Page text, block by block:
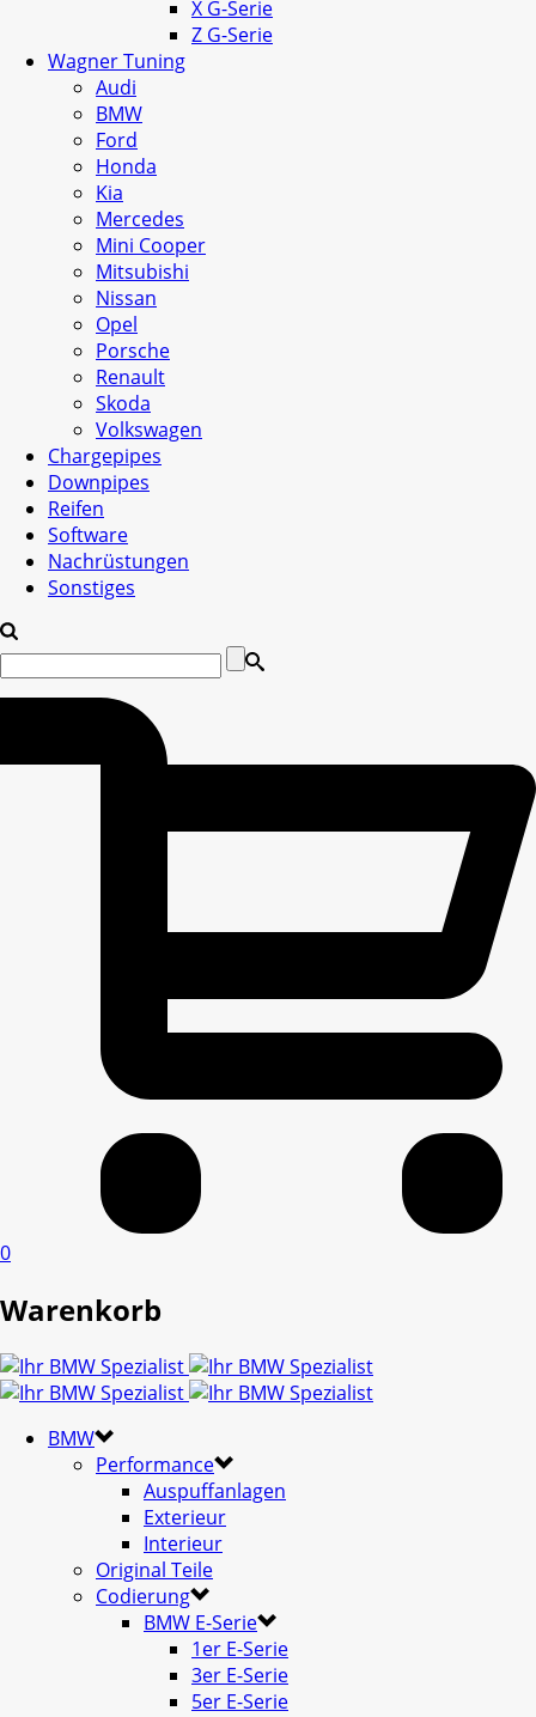
X G-Serie
Z G-Serie
Wagner Tuning
Audi
BMW
Ford
Honda
Kia
Mercedes
Mini Cooper
Mitsubishi
Nissan
Opel
Porsche
Renault
Skoda
Volkswagen
Chargepipes
Downpipes
Reifen
Software
Nachrüstungen
Sonstiges
0
Warenkorb
BMW
Performance
Auspuffanlagen
Exterieur
Interieur
Original Teile
Codierung
BMW E-Serie
1er E-Serie
3er E-Serie
5er E-Serie